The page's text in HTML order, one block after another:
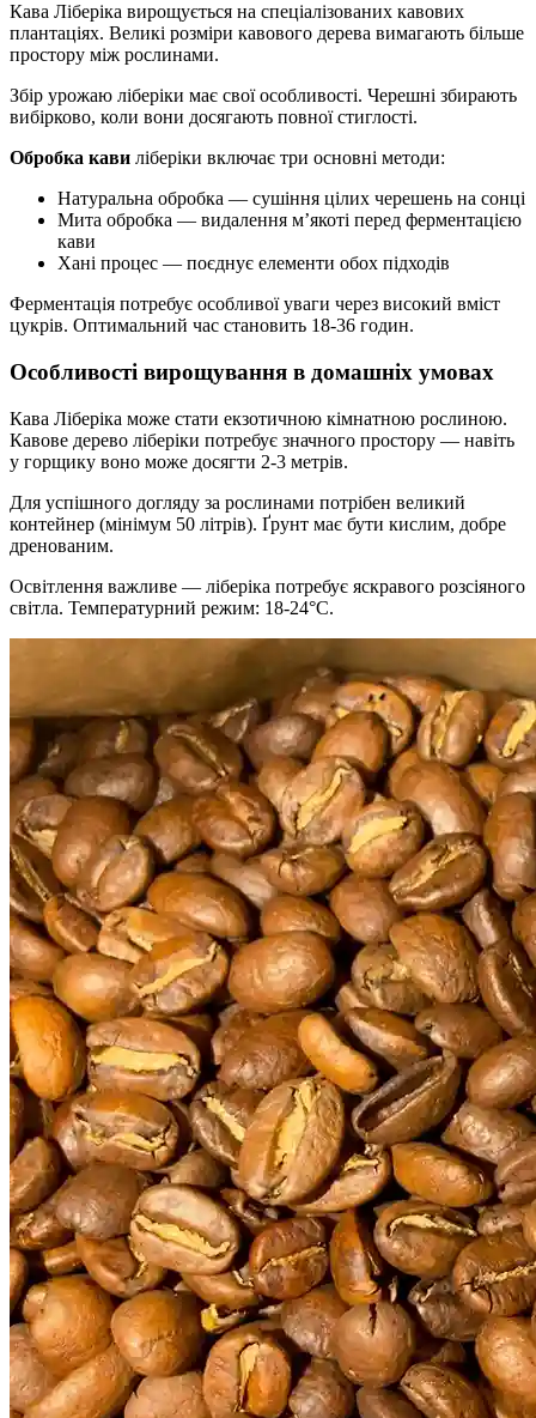
Кава Ліберіка вирощується на спеціалізованих кавових
плантаціях. Великі розміри кавового дерева вимагають більше
простору між рослинами.
Збір урожаю ліберіки має свої особливості. Черешні збирають
вибірково, коли вони досягають повної стиглості.
Обробка кави ліберіки включає три основні методи:
Натуральна обробка — сушіння цілих черешень на сонці
Мита обробка — видалення м’якоті перед ферментацією
кави
Хані процес — поєднує елементи обох підходів
Ферментація потребує особливої уваги через високий вміст
цукрів. Оптимальний час становить 18-36 годин.
Особливості вирощування в домашніх умовах
Кава Ліберіка може стати екзотичною кімнатною рослиною.
Кавове дерево ліберіки потребує значного простору — навіть
у горщику воно може досягти 2-3 метрів.
Для успішного догляду за рослинами потрібен великий
контейнер (мінімум 50 літрів). Ґрунт має бути кислим, добре
дренованим.
Освітлення важливе — ліберіка потребує яскравого розсіяного
світла. Температурний режим: 18-24°C.